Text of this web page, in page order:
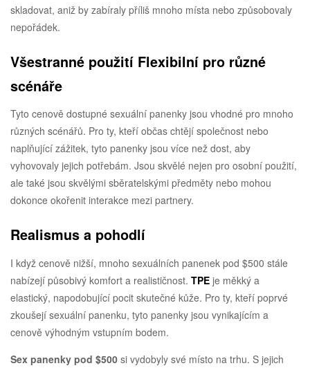
skladovat, aniž by zabíraly příliš mnoho místa nebo způsobovaly
nepořádek.
Všestranné použití Flexibilní pro různé
scénáře
Tyto cenově dostupné sexuální panenky jsou vhodné pro mnoho
různých scénářů. Pro ty, kteří občas chtějí společnost nebo
naplňující zážitek, tyto panenky jsou více než dost, aby
vyhovovaly jejich potřebám. Jsou skvělé nejen pro osobní použití,
ale také jsou skvělými sběratelskými předměty nebo mohou
dokonce okořenit interakce mezi partnery.
Realismus a pohodlí
I když cenově nižší, mnoho sexuálních panenek pod $500 stále
nabízejí působivý komfort a realističnost. TPE je měkký a
elastický, napodobující pocit skutečné kůže. Pro ty, kteří poprvé
zkoušejí sexuální panenku, tyto panenky jsou vynikajícím a
cenově výhodným vstupním bodem.
Sex panenky pod $500 si vydobyly své místo na trhu. S jejich